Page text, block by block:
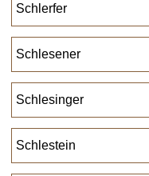
Schlerfer
Schlesener
Schlesinger
Schlestein